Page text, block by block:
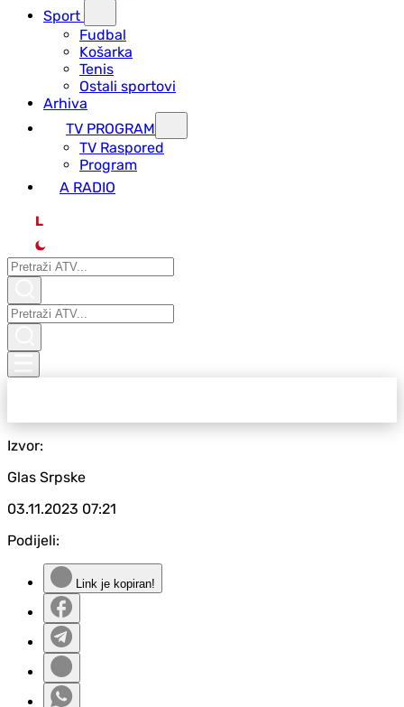
Sport
Fudbal
Košarka
Tenis
Ostali sportovi
Arhiva
TV PROGRAM
ТV Raspored
Program
A RADIO
L
Izvor:
Glas Srpske
03.11.2023 07:21
Podijeli:
Link je kopiran!